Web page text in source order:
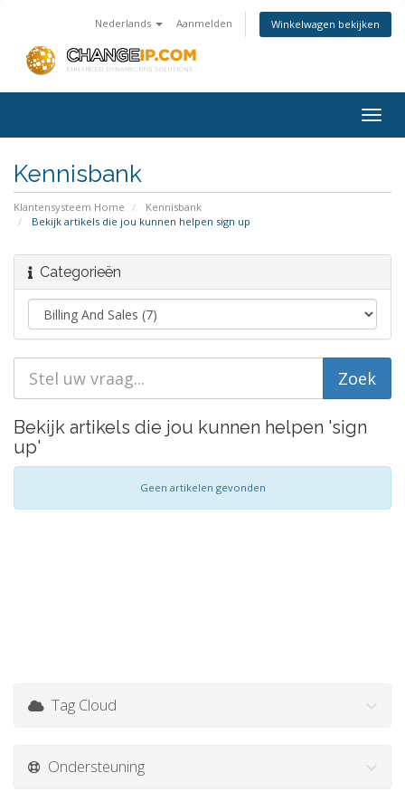
Nederlands Aanmelden Winkelwagen bekijken
Kennisbank
Klantensysteem Home
Kennisbank
Bekijk artikels die jou kunnen helpen sign up
Categorieën
Bekijk artikels die jou kunnen helpen 'sign
up'
Geen artikelen gevonden
Tag Cloud
Ondersteuning